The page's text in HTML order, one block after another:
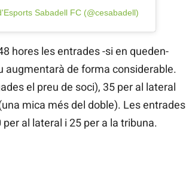
Sabadell FC (@cesabadell)
hores les entrades -si en queden-
augmentarà de forma considerable.
el preu de soci), 35 per al lateral
mica més del doble). Les entrades
al lateral i 25 per a la tribuna.